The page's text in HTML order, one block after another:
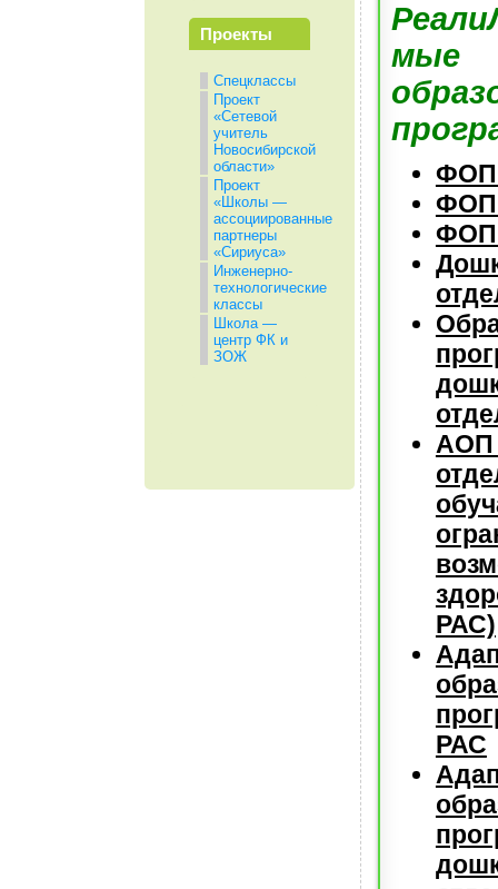
Проекты
Спецклассы
Проект
«Сетевой
учитель
Новосибирской
области»
Проект
«Школы —
ассоциированные
партнеры
«Сириуса»
Инженерно-
технологические
классы
Школа —
центр ФК и
ЗОЖ
мые
АОП
РАС)
РАС